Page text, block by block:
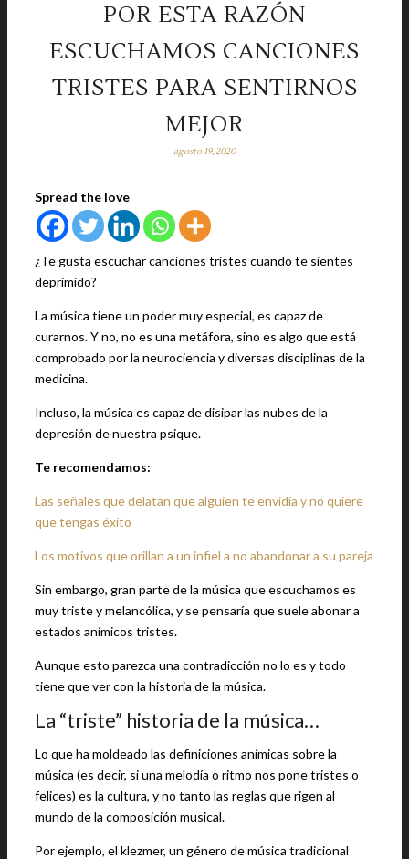
POR ESTA RAZÓN
ESCUCHAMOS CANCIONES
TRISTES PARA SENTIRNOS
MEJOR
agosto 19, 2020
Spread the love
¿Te gusta escuchar canciones tristes cuando te sientes
deprimido?
La música tiene un poder muy especial, es capaz de
curarnos. Y no, no es una metáfora, sino es algo que está
comprobado por la neurociencia y diversas disciplinas de la
medicina.
Incluso, la música es capaz de disipar las nubes de la
depresión de nuestra psique.
Te recomendamos:
Las señales que delatan que alguien te envidia y no quiere
que tengas éxito
Los motivos que orillan a un infiel a no abandonar a su pareja
Sin embargo, gran parte de la música que escuchamos es
muy triste y melancólica, y se pensaría que suele abonar a
estados anímicos tristes.
Aunque esto parezca una contradicción no lo es y todo
tiene que ver con la historia de la música.
La “triste” historia de la música…
Lo que ha moldeado las definiciones anímicas sobre la
música (es decir, si una melodía o ritmo nos pone tristes o
felices) es la cultura, y no tanto las reglas que rigen al
mundo de la composición musical.
Por ejemplo, el klezmer, un género de música tradicional